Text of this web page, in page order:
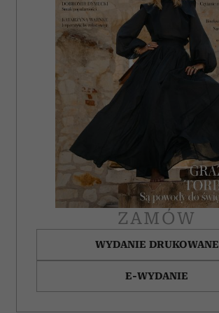
ZAMÓW
WYDANIE DRUKOWANE
E-WYDANIE